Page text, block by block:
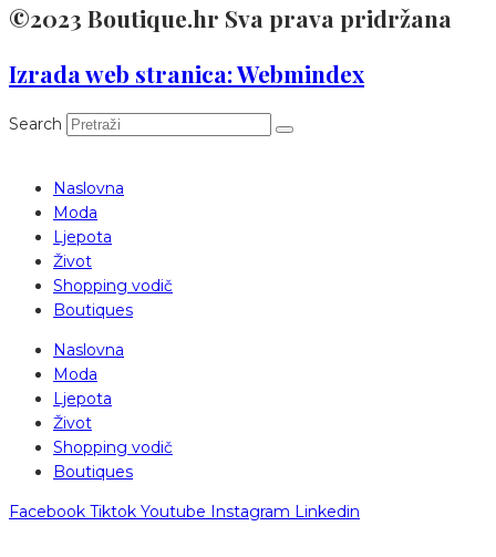
©2023 Boutique.hr Sva prava pridržana
Izrada web stranica: Webmindex
Search
Naslovna
Moda
Ljepota
Život
Shopping vodič
Boutiques
Naslovna
Moda
Ljepota
Život
Shopping vodič
Boutiques
Facebook Tiktok Youtube Instagram Linkedin